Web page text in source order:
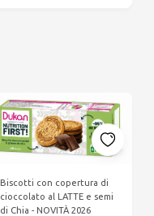
Biscotti con copertura di
cioccolato al LATTE e semi
di Chia - NOVITÀ 2026